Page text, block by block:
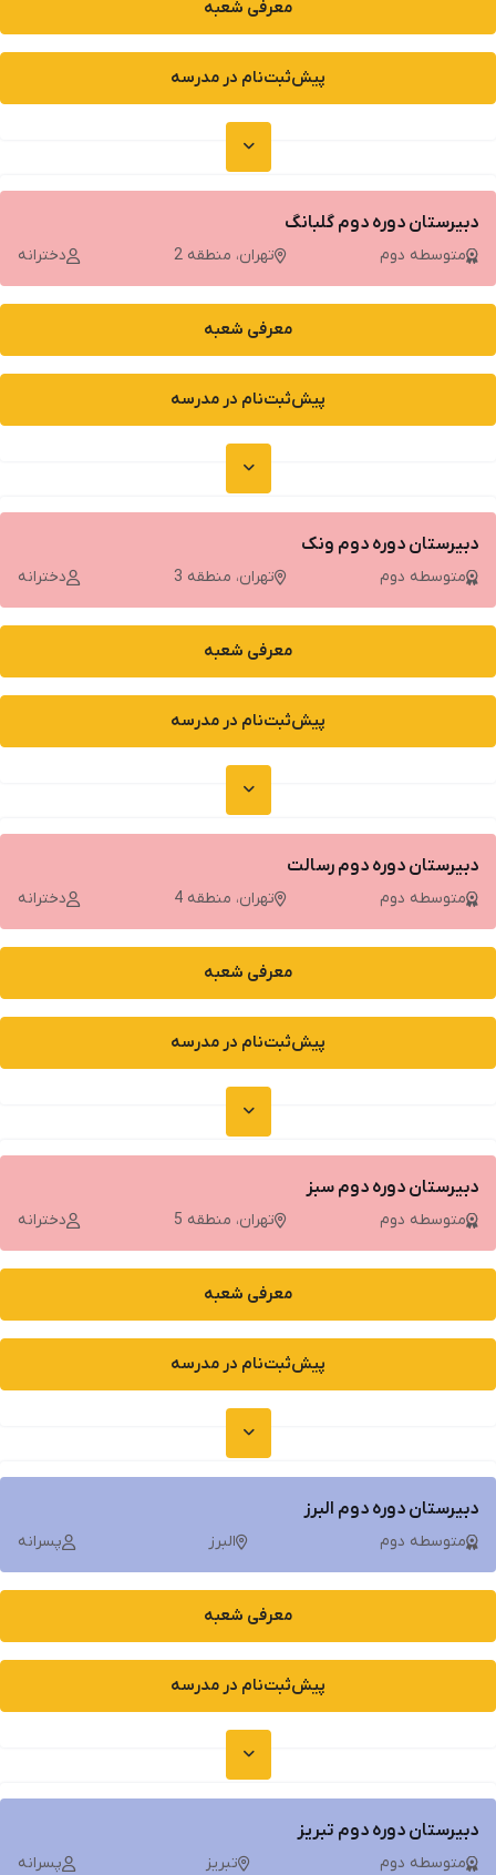
معرفی شعبه
پیش‌ثبت‌نام در مدرسه
دبیرستان دوره دوم گلبانگ
متوسطه دوم تهران، منطقه 2 دخترانه
معرفی شعبه
پیش‌ثبت‌نام در مدرسه
دبیرستان دوره دوم ونک
متوسطه دوم تهران، منطقه 3 دخترانه
معرفی شعبه
پیش‌ثبت‌نام در مدرسه
دبیرستان دوره دوم رسالت
متوسطه دوم تهران، منطقه 4 دخترانه
معرفی شعبه
پیش‌ثبت‌نام در مدرسه
دبیرستان دوره دوم سبز
متوسطه دوم تهران، منطقه 5 دخترانه
معرفی شعبه
پیش‌ثبت‌نام در مدرسه
دبیرستان دوره دوم البرز
متوسطه دوم البرز پسرانه
معرفی شعبه
پیش‌ثبت‌نام در مدرسه
دبیرستان دوره دوم تبریز
متوسطه دوم تبریز پسرانه